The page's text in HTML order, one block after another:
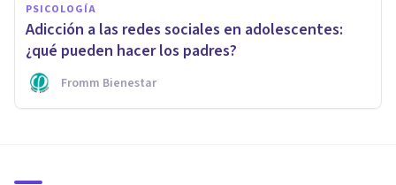
PSICOLOGÍA
Adicción a las redes sociales en adolescentes:
¿qué pueden hacer los padres?
Fromm Bienestar